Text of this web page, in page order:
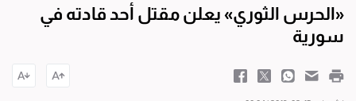
«الحرس الثوري» يعلن مقتل أحد قادته في
سورية